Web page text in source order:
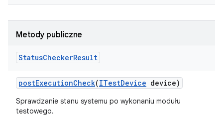
Metody publiczne
StatusCheckerResult
postExecutionCheck(ITestDevice device)
Sprawdzanie stanu systemu po wykonaniu modułu
testowego.